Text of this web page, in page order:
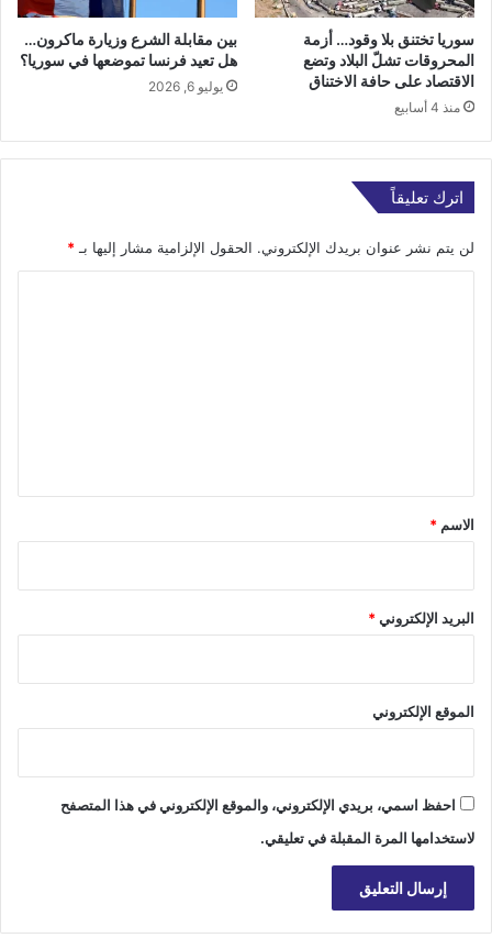
سوريا تختنق بلا وقود… أزمة
المحروقات تشلّ البلاد وتضع
الاقتصاد على حافة الاختناق
منذ 4 أسابيع
بين مقابلة الشرع وزيارة ماكرون…
هل تعيد فرنسا تموضعها في سوريا؟
يوليو 6, 2026
اترك تعليقاً
لن يتم نشر عنوان بريدك الإلكتروني. الحقول الإلزامية مشار إليها بـ*
*
الاسم *
البريد الإلكتروني*
الموقع الإلكتروني
احفظ اسمي، بريدي الإلكتروني، والموقع الإلكتروني في هذا المتصفح
لاستخدامها المرة المقبلة في تعليقي.